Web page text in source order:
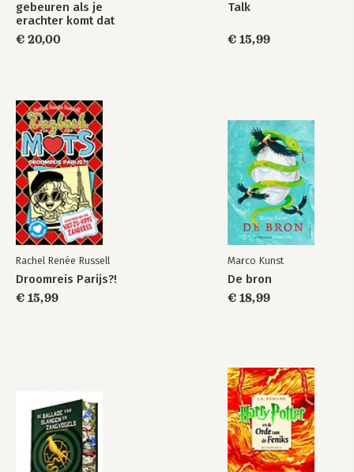
gebeuren als je
erachter komt dat
het leven best
ingewikkeld is
€ 20,00
Talk
€ 15,99
Rachel Renée Russell
Droomreis Parijs?!
€ 15,99
Marco Kunst
De bron
€ 18,99